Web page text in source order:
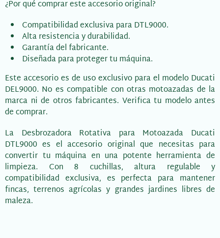
¿Por qué comprar este accesorio original?
Compatibilidad exclusiva para DTL9000.
Alta resistencia y durabilidad.
Garantía del fabricante.
Diseñada para proteger tu máquina.
Este accesorio es de uso exclusivo para el modelo Ducati
DEL9000. No es compatible con otras motoazadas de la
marca ni de otros fabricantes. Verifica tu modelo antes
de comprar.
La Desbrozadora Rotativa para Motoazada Ducati
DTL9000 es el accesorio original que necesitas para
convertir tu máquina en una potente herramienta de
limpieza. Con 8 cuchillas, altura regulable y
compatibilidad exclusiva, es perfecta para mantener
fincas, terrenos agrícolas y grandes jardines libres de
maleza.